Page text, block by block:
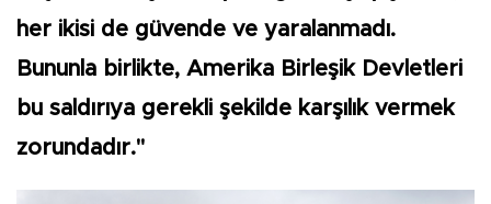
her ikisi de güvende ve yaralanmadı.
Bununla birlikte, Amerika Birleşik Devletleri
bu saldırıya gerekli şekilde karşılık vermek
zorundadır."